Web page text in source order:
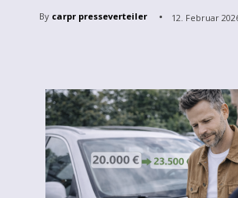
By carpr presseverteiler 12. Februar